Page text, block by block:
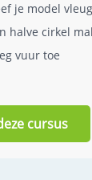
je model
halve cirkel
vuur toe
perspex
een
cursus